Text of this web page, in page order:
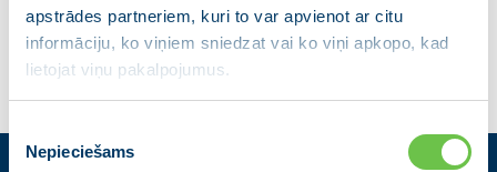
apstrādes partneriem, kuri to var apvienot ar citu
informāciju, ko viņiem sniedzat vai ko viņi apkopo, kad
lietojat viņu pakalpojumus.
Piekrišanas
izvēle
Nepieciešams